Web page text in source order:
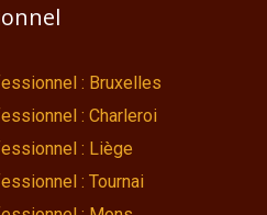
: Bruxelles
: Charleroi
: Liège
: Tournai